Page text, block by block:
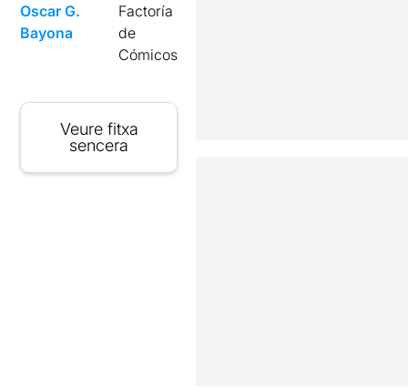
Oscar G.
Bayona
Factoría
de
Cómicos
Veure fitxa
sencera